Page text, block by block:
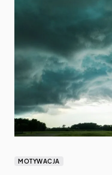
MOTYWACJA